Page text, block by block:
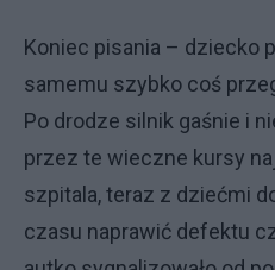
Koniec pisania – dziecko
samemu szybko coś
Po drodze silnik gaśnie i
przez te wieczne kursy
szpitala, teraz z dziećmi
czasu naprawić defektu